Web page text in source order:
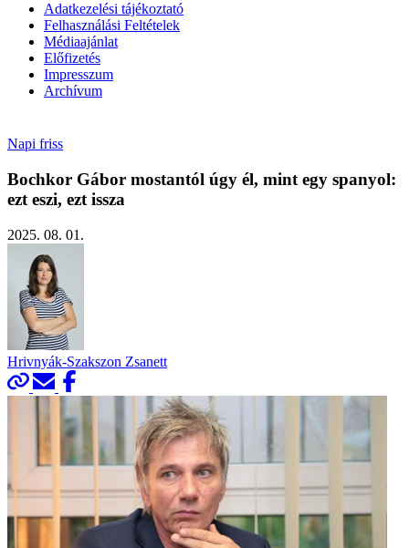
Adatkezelési tájékoztató
Felhasználási Feltételek
Médiaajánlat
Előfizetés
Impresszum
Archívum
Napi friss
Bochkor Gábor mostantól úgy él, mint egy spanyol:
ezt eszi, ezt issza
2025. 08. 01.
Hrivnyák-Szakszon Zsanett